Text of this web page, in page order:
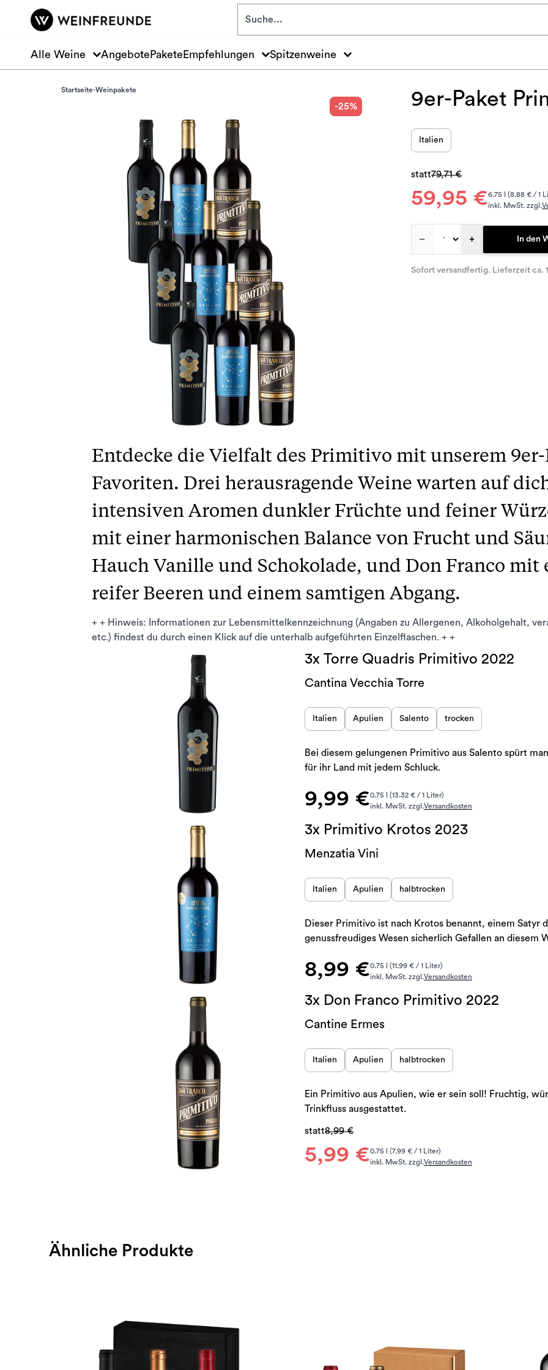
Zum Hauptinhalt springen
Alle Weine Angebote Pakete Empfehlungen Spitzenweine
Startseite Weinpakete
-25% 9er-Paket
Italien
59,95 €
statt79,71 €
6.75 l (8.88 € / 1
inkl. MwSt. zzgl.
– + In den
Sofort versandfertig. Lieferzeit ca.
Entdecke die Vielfalt des Primitivo mit unserem
Favoriten. Drei herausragende Weine warten auf
intensiven Aromen dunkler Früchte und feiner
mit einer harmonischen Balance von Frucht und
Hauch Vanille und Schokolade, und Don Franco mit
reifer Beeren und einem samtigen Abgang.
+ + Hinweis: Informationen zur Lebensmittelkennzeichnung (Angaben zu Allergenen, Alkoholgehalt,
etc.) findest du durch einen Klick auf die unterhalb aufgeführten Einzelflaschen. + +
3x Torre Quadris Primitivo 2022
Cantina Vecchia Torre
Italien Apulien Salento trocken
Bei diesem gelungenen Primitivo aus Salento spürt
für ihr Land mit jedem Schluck.
9,99 €0.75 l (13.32 € / 1 Liter)
inkl. MwSt. zzgl.Versandkosten
3x Primitivo Krotos 2023
Menzatia Vini
Italien Apulien halbtrocken
Dieser Primitivo ist nach Krotos benannt, einem Satyr
genussfreudiges Wesen sicherlich Gefallen an diesem
8,99 €0.75 l (11.99 € / 1 Liter)
inkl. MwSt. zzgl.Versandkosten
3x Don Franco Primitivo 2022
Cantine Ermes
Italien Apulien halbtrocken
Ein Primitivo aus Apulien, wie er sein soll! Fruchtig,
Trinkfluss ausgestattet.
5,99 €
statt8,99 €
0.75 l (7.99 € / 1 Liter)
inkl. MwSt. zzgl.Versandkosten
Ähnliche Produkte